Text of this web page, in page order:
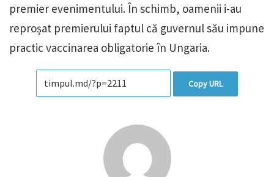
premier evenimentului. În schimb, oamenii i-au
reproșat premierului faptul că guvernul său impune
practic vaccinarea obligatorie în Ungaria.
Copy URL